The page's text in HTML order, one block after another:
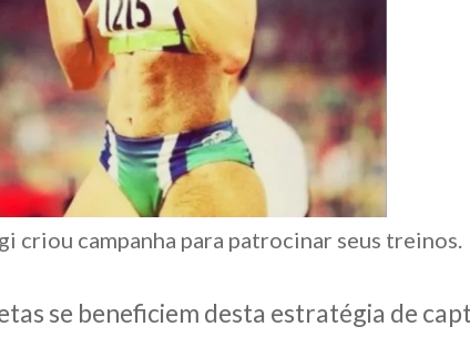
criou campanha para patrocinar seus treinos.
se beneficiem desta estratégia de